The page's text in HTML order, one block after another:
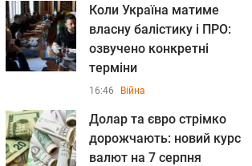
Коли Україна матиме
власну балістику і ПРО:
озвучено конкретні
терміни
16:46 Війна
Долар та євро стрімко
дорожчають: новий курс
валют на 7 серпня